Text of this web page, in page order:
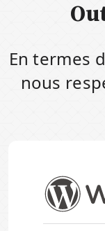
En termes
nous